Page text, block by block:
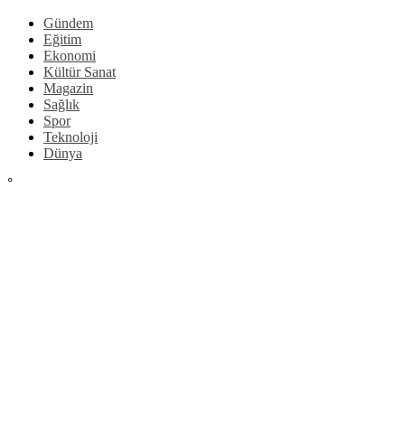
Gündem
Eğitim
Ekonomi
Kültür Sanat
Magazin
Sağlık
Spor
Teknoloji
Dünya
°